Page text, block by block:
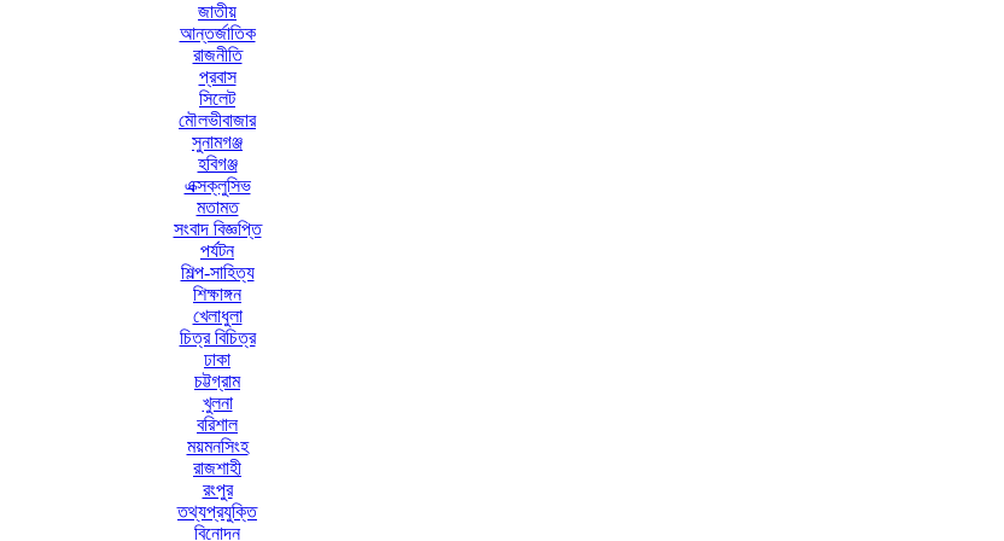
জাতীয়
আন্তর্জাতিক
রাজনীতি
প্রবাস
সিলেট
মৌলভীবাজার
সুনামগঞ্জ
হবিগঞ্জ
এক্সক্লুসিভ
মতামত
সংবাদ বিজ্ঞপ্তি
পর্যটন
শিল্প-সাহিত্য
শিক্ষাঙ্গন
খেলাধুলা
চিত্র বিচিত্র
ঢাকা
চট্টগ্রাম
খুলনা
বরিশাল
ময়মনসিংহ
রাজশাহী
রংপুর
তথ্যপ্রযুক্তি
বিনোদন